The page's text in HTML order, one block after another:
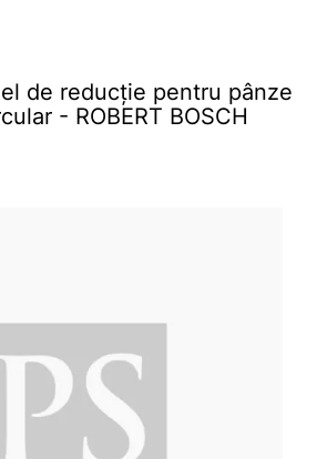
de reducţie pentru pânze
- ROBERT BOSCH